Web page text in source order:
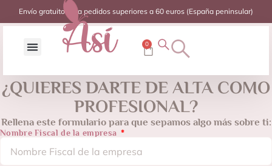
Envío gratuito para pedidos superiores a 60 euros (España peninsular)
0
¿QUIERES DARTE DE ALTA COMO
PROFESIONAL?
Rellena este formulario para que sepamos algo más sobre ti:
Nombre Fiscal de la empresa